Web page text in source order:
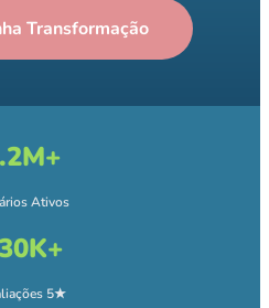
Transformação
Ativos
5★